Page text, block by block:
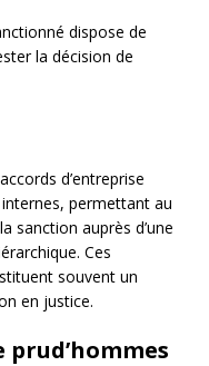
dispose de
la décision de
d’entreprise
permettant au
sanction auprès d’une
Ces
souvent un
en justice.
prud’hommes